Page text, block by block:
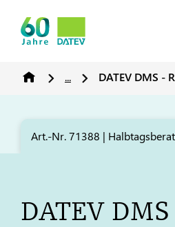
... DATEV DMS -
Art.-Nr. 71388 |
DATEVDMS